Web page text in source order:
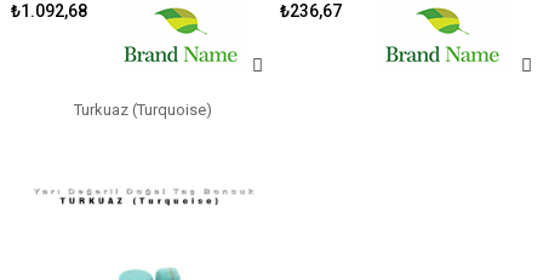
₺1.092,68 ₺236,67
Turkuaz (Turquoise)